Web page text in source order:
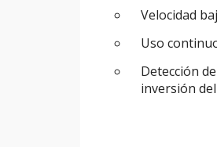
Velocidad
Uso
Detección
inversión